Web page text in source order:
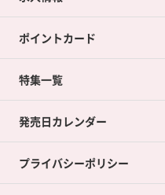
カードラボの買取サービスTOP
店舗買取について
ネット買取について
買取承諾書について
ポイントカード
ポイントカードTOP
ポイント交換景品
特集一覧
発売日カレンダー
プライバシーポリシー